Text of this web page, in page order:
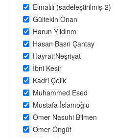
Elmalılı (sadeleştirilmiş-2)
Gültekin Onan
Harun Yıldırım
Hasan Basri Çantay
Hayrat Neşriyat
İbni Kesir
Kadri Çelik
Muhammed Esed
Mustafa İslamoğlu
Ömer Nasuhi Bilmen
Ömer Öngüt